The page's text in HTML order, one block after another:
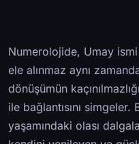
Numerolojide, Umay
ele alınmaz aynı
dönüşümün
ile bağlantısını
yaşamındaki olası